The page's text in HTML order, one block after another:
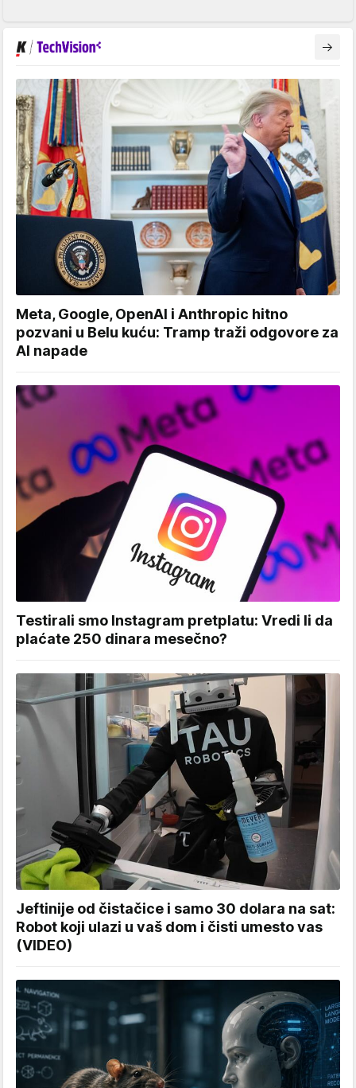
Meta, Google, OpenAI i Anthropic hitno
pozvani u Belu kuću: Tramp traži odgovore za
AI napade
Testirali smo Instagram pretplatu: Vredi li da
plaćate 250 dinara mesečno?
Jeftinije od čistačice i samo 30 dolara na sat:
Robot koji ulazi u vaš dom i čisti umesto vas
(VIDEO)